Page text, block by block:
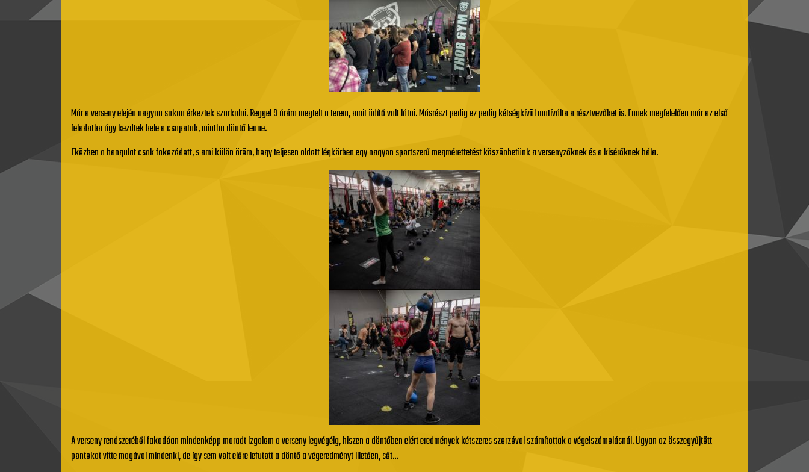
Már a verseny elején nagyon sokan érkeztek szurkolni. Reggel 9 órára megtelt a terem, amit üdítő volt látni. Másrészt pedig ez pedig kétségkívül motíválta a résztvevőket is. Ennek megfelelően már az első
feladatba úgy kezdtek bele a csapatok, mintha döntő lenne.
Eközben a hangulat csak fokozódott, s ami külön öröm, hogy teljesen oldott légkörben egy nagyon sportszerű megmérettetést köszönhetünk a versenyzőknek és a kísérőknek hála.
A verseny rendszeréből fakadóan mindenképp maradt izgalom a verseny legvégéig, hiszen a döntőben elért eredmények kétszeres szorzóval számítottak a végelszámolásnál. Ugyan az összegyűjtött
pontokat vitte magával mindenki, de így sem volt előre lefutott a döntő a végeredményt illetően, sőt…